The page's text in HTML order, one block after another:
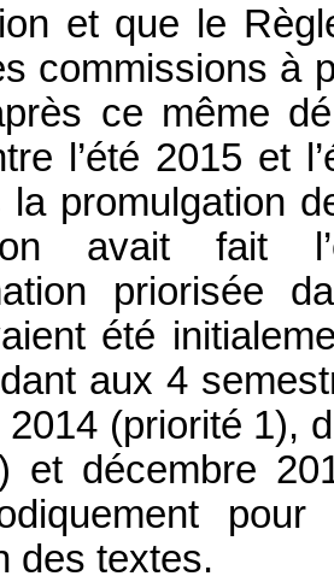
et que le
commissions à
ce même
l’été 2015 et
la promulgation
avait fait
priorisée
été
aux 4
2014 (priorité 1),
et décembre
des textes.